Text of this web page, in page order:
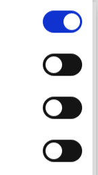
soldes et